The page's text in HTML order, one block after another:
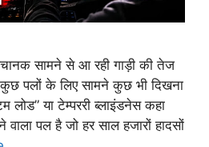
सामने से आ रही गाड़ी की तेज
पलों के लिए सामने कुछ भी दिखना
या टेम्पररी ब्लाइंडनेस कहा
वाला पल है जो हर साल हजारों हादसों